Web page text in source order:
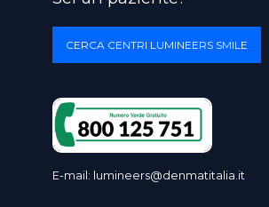
CERCA CENTRI LUMINEERS SMILE
E-mail: lumineers@denmatitalia.it